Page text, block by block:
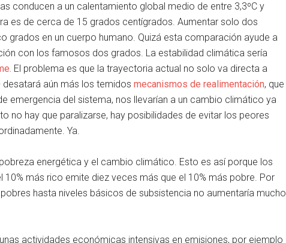
conducen a un calentamiento global medio de entre 3,3ºC y
es de cerca de 15 grados centígrados. Aumentar solo dos
grados en un cuerpo humano. Quizá esta comparación ayude a
con los famosos dos grados. La estabilidad climática sería
El problema es que la trayectoria actual no solo va directa a
aún más los temidos mecanismos de realimentación, que
emergencia del sistema, nos llevarían a un cambio climático ya
no hay que paralizarse, hay posibilidades de evitar los peores
Ya.
energética y el cambio climático. Esto es así porque los
más rico emite diez veces más que el 10% más pobre. Por
hasta niveles básicos de subsistencia no aumentaría mucho
actividades económicas intensivas en emisiones, por ejemplo